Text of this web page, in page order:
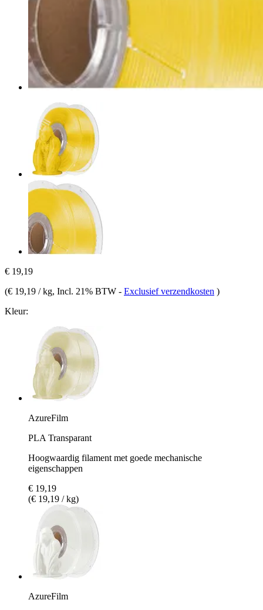
€ 19,19
(€ 19,19 / kg, Incl. 21% BTW - Exclusief verzendkosten )
Kleur:
AzureFilm
PLA Transparant
Hoogwaardig filament met goede mechanische
eigenschappen
€ 19,19
(€ 19,19 / kg)
AzureFilm